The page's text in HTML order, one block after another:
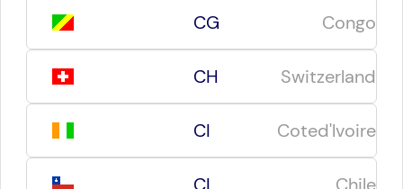
CG
Congo
CH Switzerland
CI Coted'lvoire